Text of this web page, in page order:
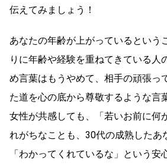
伝えてみましょう！
あなたの年齢が上がっているという
りに年齢や経験を重ねてきている人
め言葉はもうやめて、相手の頑張っ
た道を心の底から尊敬するような言
女性が共感しても、「若いお前に何
れがちなことも、30代の成熟したあ
「わかってくれているな」という安